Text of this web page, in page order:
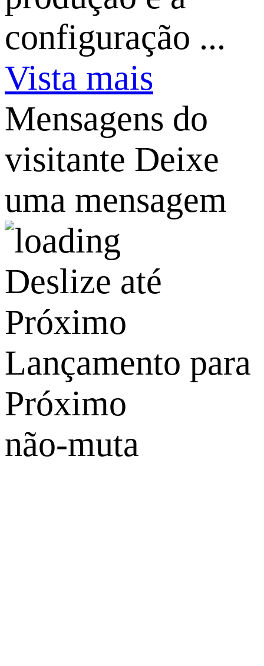
configuração ...
Vista mais
Mensagens do
visitante Deixe
uma mensagem
Deslize até
Próximo
Lançamento para
Próximo
não-muta